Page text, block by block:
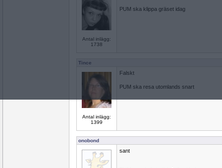
Antal inlägg:
1738
PUM ska klippa gräset idag
Tince
Antal inlägg:
1399
Falskt
PUM ska resa utomlands snart
onobond
sant